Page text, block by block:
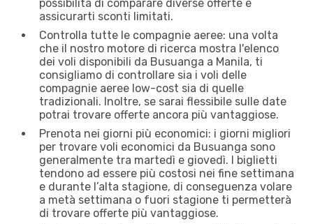
possibilità di comparare diverse offerte e
assicurarti sconti limitati.
Controlla tutte le compagnie aeree: una volta
che il nostro motore di ricerca mostra l'elenco
dei voli disponibili da Busuanga a Manila, ti
consigliamo di controllare sia i voli delle
compagnie aeree low-cost sia di quelle
tradizionali. Inoltre, se sarai flessibile sulle date
potrai trovare offerte ancora più vantaggiose.
Prenota nei giorni più economici: i giorni migliori
per trovare voli economici da Busuanga sono
generalmente tra martedì e giovedì. I biglietti
tendono ad essere più costosi nei fine settimana
e durante l’alta stagione, di conseguenza volare
a metà settimana o fuori stagione ti permetterà
di trovare offerte più vantaggiose.